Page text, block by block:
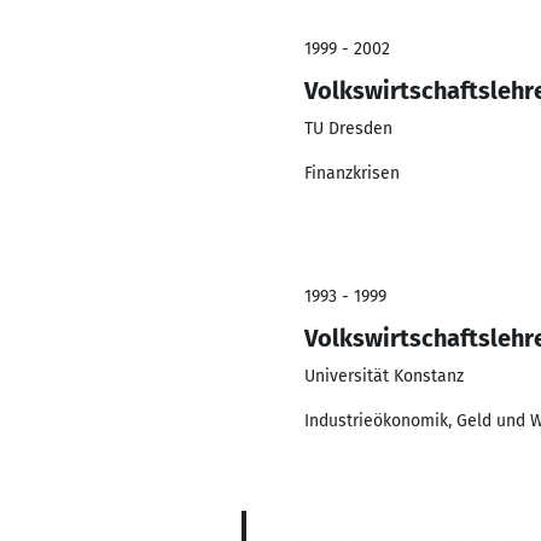
1999 - 2002
TU Dresden
Finanzkrisen
1993 - 1999
Universität Konstanz
Industrieökonomik, Geld und